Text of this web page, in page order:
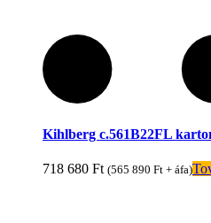
Kihlberg c.561B22FL
718 680 Ft (565 890 Ft + áfa)